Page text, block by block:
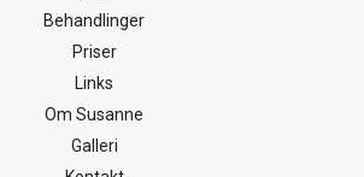
Behandlinger
Priser
Links
Om Susanne
Galleri